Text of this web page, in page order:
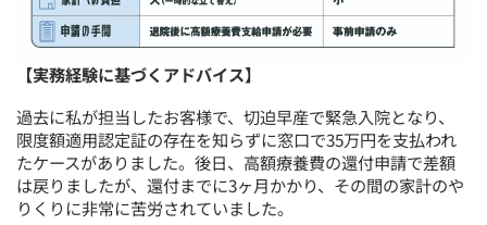
【実務経験に基づくアドバイス】
過去に私が担当したお客様で、切迫早産で緊急入院となり、
限度額適用認定証の存在を知らずに窓口で35万円を支払われ
たケースがありました。後日、高額療養費の還付申請で差額
は戻りましたが、還付までに3ヶ月かかり、その間の家計のや
りくりに非常に苦労されていました。